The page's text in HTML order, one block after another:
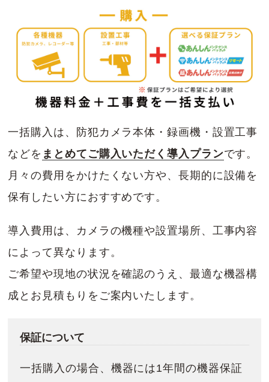
一括購入は、防犯カメラ本体・録画機・設置工事
などを まとめてご購入いただく導入プランです。
月々の費用をかけたくない方や、長期的に設備を
保有したい方におすすめです。
導入費用は、カメラの機種や設置場所、工事内容
によって異なります。
ご希望や現地の状況を確認のうえ、最適な機器構
成とお見積もりをご案内いたします。
保証について
一括購入の場合、機器には1年間の機器保証